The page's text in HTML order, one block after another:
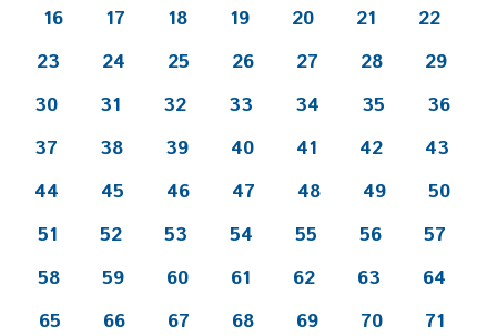
16
17 18 19 20 21
22
23
24 25 26 27 28
29
30
31 32 33 34 35
36
37
38 39 40 41 42
43
44
45 46 47 48 49
50
51
52 53 54 55 56
57
58
59 60 61 62 63
64
65
66 67 68 69 70
71